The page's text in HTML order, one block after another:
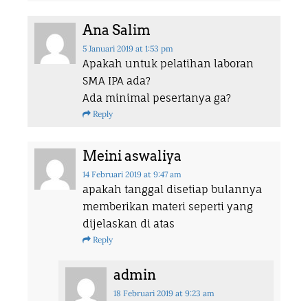
Ana Salim
5 Januari 2019 at 1:53 pm
Apakah untuk pelatihan laboran
SMA IPA ada?
Ada minimal pesertanya ga?
Reply
Meini aswaliya
14 Februari 2019 at 9:47 am
apakah tanggal disetiap bulannya
memberikan materi seperti yang
dijelaskan di atas
Reply
admin
18 Februari 2019 at 9:23 am